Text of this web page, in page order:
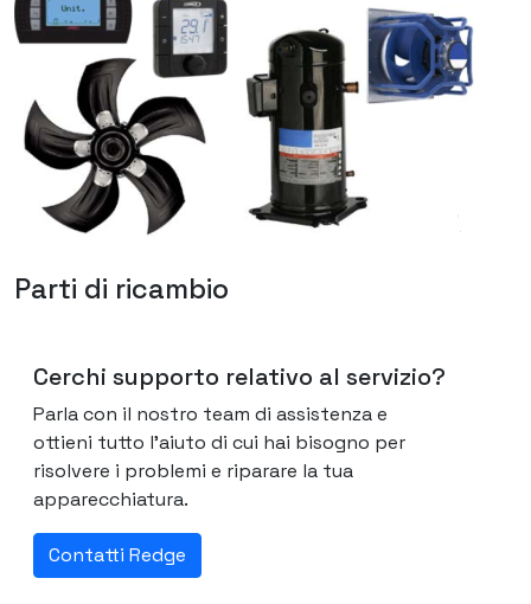
Parti di ricambio
Cerchi supporto relativo al servizio?
Parla con il nostro team di assistenza e
ottieni tutto l'aiuto di cui hai bisogno per
risolvere i problemi e riparare la tua
apparecchiatura.
Contatti Redge